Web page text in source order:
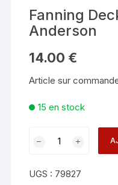
Fanning
Anderson
14.00 €
Article sur
15 en stock
Deck
UGS : 79827